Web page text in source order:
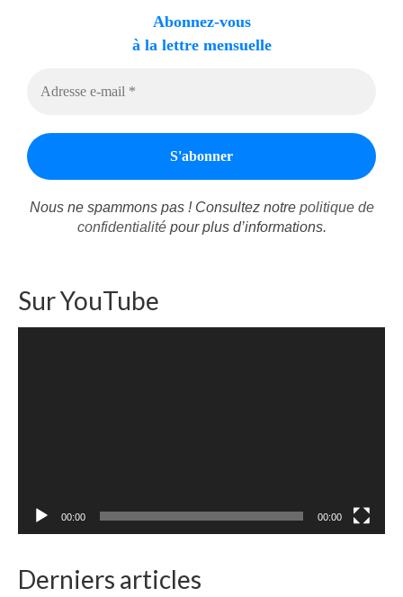
Abonnez-vous
à la lettre mensuelle
Nous ne spammons pas ! Consultez notre politique de
confidentialitépour plus d’informations.
Sur YouTube
00:00 00:00
Derniers articles